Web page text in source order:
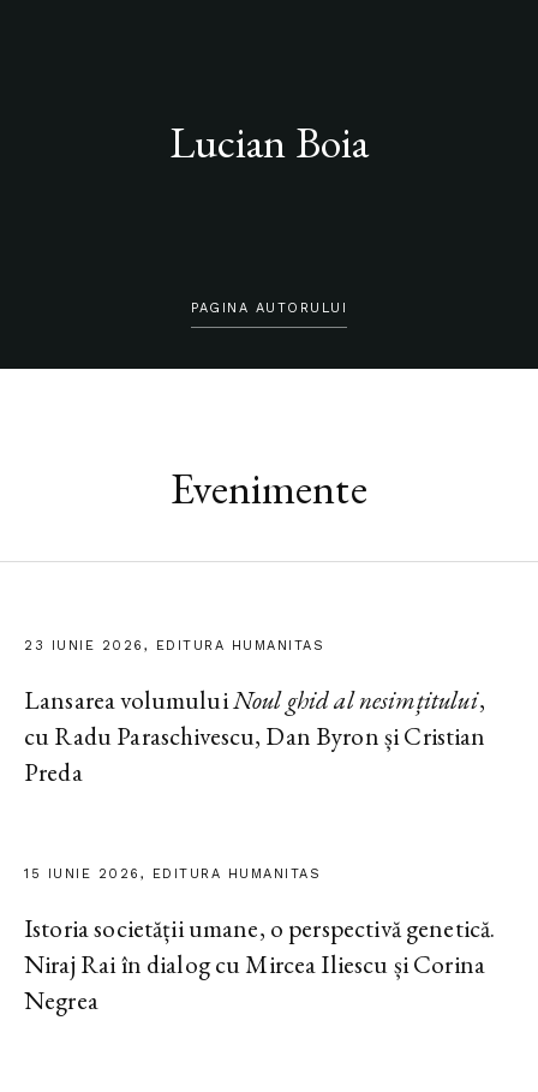
Lucian Boia
PAGINA AUTORULUI
Evenimente
23 IUNIE 2026, EDITURA HUMANITAS
Lansarea volumuluiNoul ghid al nesimțitului,
cu Radu Paraschivescu, Dan Byron și Cristian
Preda
15 IUNIE 2026, EDITURA HUMANITAS
Istoria societății umane, o perspectivă genetică.
Niraj Rai în dialog cu Mircea Iliescu și Corina
Negrea